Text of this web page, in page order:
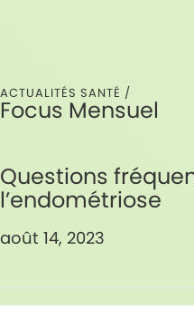
ACTUALITÉS SANTÉ /
Focus Mensuel
Questions
l’endométriose
août 14, 2023